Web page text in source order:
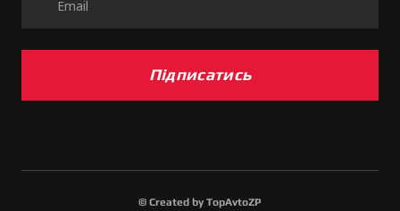
Підписатись
© Created by TopAvtoZP